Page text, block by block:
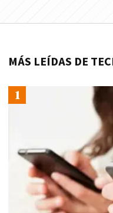
MÁS LEÍDAS DE